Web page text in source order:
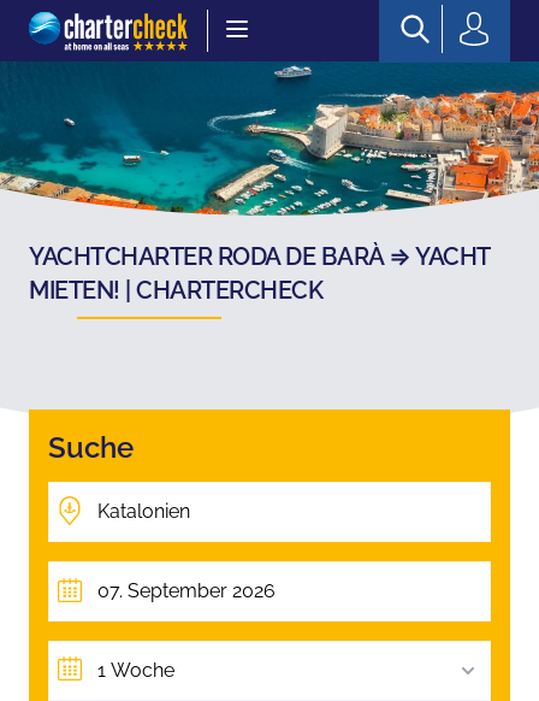
Chartercheck
YACHTCHARTER RODA DE BARÀ ⇒ YACHT
MIETEN! | CHARTERCHECK
Suche
1 Woche